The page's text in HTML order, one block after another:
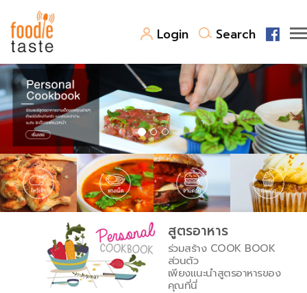
Login Search
สูตรอาหาร
สูตรอาหารล่าสุด
Top Foodie
พาไปชิม
สารพันก้นครัว
เคล็ดลับน่ารู้
เปรียบเทียบหน่วยการตวง
เปรียบเทียบอุณหภูมิ
เปรียบเทียบน้ำหนักวัตถุดิบ
FoodPedia
สร้าง Cookbook
สูตรอาหาร
ร่วมสร้าง COOK BOOK
ส่วนตัว
เพียงแนะนำสูตรอาหารของ
คุณที่นี่